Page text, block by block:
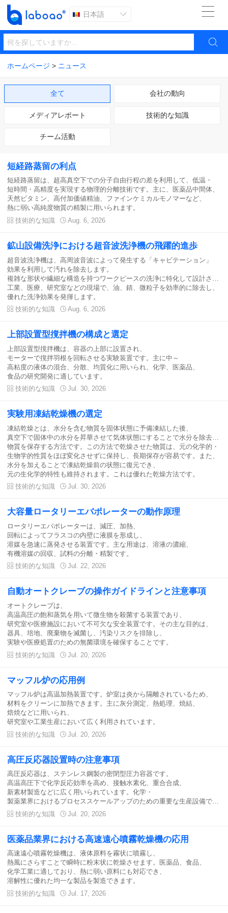
日本語  

ホームページ > ニュース
全て 会社の動向
メディアレポート 技術的な知識
チーム活動
短経路蒸留の利点
短経路蒸留は、超高真空下での分子自由行程の差を利用して、低温・
短時間・高精度を実現する物理的分離技術です。主に、医薬品中間体、
天然ビタミン、高付加価値精油、ファインケミカルモノマーなど、
熱に弱い高純度物質の精製に用いられます。
 技術的な知識  Aug. 6, 2026
鉱山設備洗浄における超音波洗浄機の飛躍的進歩
超音波洗浄機は、高周波音波によって発生する「キャビテーション」
効果を利用して汚れを除去します。
複雑な形状や繊細な構造を持つワークピースの洗浄に特化して設計されて
工業、医療、研究室などの現場で、油、錆、微粒子を効率的に除去し、
優れた洗浄効果を発揮します。
 技術的な知識  Aug. 6, 2026
上部設置型撹拌機の構成と選定
上部設置型撹拌機は、容器の上部に設置され、
モーターで撹拌羽根を回転させる実験装置です。主に中～
高粘度の液体の混合、分散、均質化に用いられ、化学、医薬品、
食品の研究開発に適しています。
 技術的な知識  Jul. 30, 2026
実験用凍結乾燥機の選定
凍結乾燥とは、水分を含む物質を固体状態に予備凍結した後、
真空下で固体中の水分を昇華させて気体状態にすることで水分を除去し、
物質を保存する方法です。この方法で乾燥させた物質は、元の化学的・
生物学的性質をほぼ変化させずに保持し、長期保存が容易です。また、
水分を加えることで凍結乾燥前の状態に復元でき、
元の生化学的特性も維持されます。これは優れた乾燥方法です。
 技術的な知識  Jul. 30, 2026
大容量ロータリーエバポレーターの動作原理
ロータリーエバポレーターは、減圧、加熱、
回転によってフラスコの内壁に液膜を形成し、
溶媒を急速に蒸発させる装置です。主な用途は、溶液の濃縮、
有機溶媒の回収、試料の分離・精製です。
 技術的な知識  Jul. 22, 2026
自動オートクレーブの操作ガイドラインと注意事項
オートクレーブは、
高温高圧の飽和蒸気を用いて微生物を殺菌する装置であり、
研究室や医療施設において不可欠な安全装置です。その主な目的は、
器具、培地、廃棄物を滅菌し、汚染リスクを排除し、
実験や医療処置のための無菌環境を確保することです。
 技術的な知識  Jul. 20, 2026
マッフル炉の応用例
マッフル炉は高温加熱装置です。炉室は炎から隔離されているため、
材料をクリーンに加熱できます。主に灰分測定、熱処理、焼結、
焙焼などに用いられ、
研究室や工業生産において広く利用されています。
 技術的な知識  Jul. 20, 2026
高圧反応器設置時の注意事項
高圧反応器は、ステンレス鋼製の密閉型圧力容器です。
高温高圧下で化学反応効率を高め、接触水素化、重合合成、
新素材製造などに広く用いられています。化学・
製薬業界におけるプロセススケールアップのための重要な生産設備です。
 技術的な知識  Jul. 20, 2026
医薬品業界における高速遠心噴霧乾燥機の応用
高速遠心噴霧乾燥機は、液体原料を霧状に噴霧し、
熱風にさらすことで瞬時に粉末状に乾燥させます。医薬品、食品、
化学工業に適しており、熱に弱い原料にも対応でき、
溶解性に優れた均一な製品を製造できます。
 技術的な知識  Jul. 17, 2026